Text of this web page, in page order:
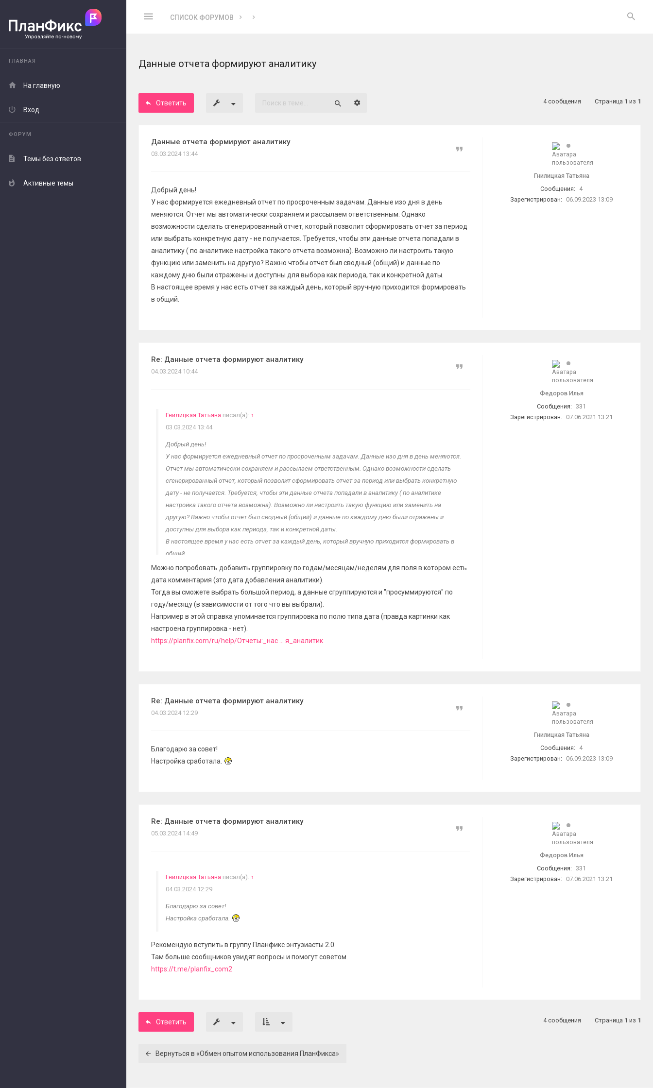
СПИСОК ФОРУМОВ
ГЛАВНАЯ
На главную
Вход
ФОРУМ
Темы без ответов
Активные темы
Данные отчета формируют аналитику
Ответить
Расширенный поиск 4 сообщения Страница 1 из 1
Гнилицкая Татьяна
Сообщения:
4
Зарегистрирован:
06.09.2023 13:09
Данные отчета формируют аналитику
Цитата
03.03.2024 13:44
Добрый день!
У нас формируется ежедневный отчет по просроченным задачам. Данные изо дня в день
меняются. Отчет мы автоматически сохраняем и рассылаем ответственным. Однако
возможности сделать сгенерированный отчет, который позволит сформировать отчет за период
или выбрать конкретную дату - не получается. Требуется, чтобы эти данные отчета попадали в
аналитику ( по аналитике настройка такого отчета возможна). Возможно ли настроить такую
функцию или заменить на другую? Важно чтобы отчет был сводный (общий) и данные по
каждому дню были отражены и доступны для выбора как периода, так и конкретной даты.
В настоящее время у нас есть отчет за каждый день, который вручную приходится формировать
в общий.
Федоров Илья
Сообщения: 331
Зарегистрирован:
07.06.2021 13:21
Re: Данные отчета формируют аналитику
Цитата
04.03.2024 10:44
Гнилицкая Татьяна писал(а): ↑
03.03.2024 13:44
Добрый день!
У нас формируется ежедневный отчет по просроченным задачам. Данные изо дня в день меняются.
Отчет мы автоматически сохраняем и рассылаем ответственным. Однако возможности сделать
сгенерированный отчет, который позволит сформировать отчет за период или выбрать конкретную
дату - не получается. Требуется, чтобы эти данные отчета попадали в аналитику ( по аналитике
настройка такого отчета возможна). Возможно ли настроить такую функцию или заменить на
другую? Важно чтобы отчет был сводный (общий) и данные по каждому дню были отражены и
доступны для выбора как периода, так и конкретной даты.
В настоящее время у нас есть отчет за каждый день, который вручную приходится формировать в
общий.
Можно попробовать добавить группировку по годам/месяцам/неделям для поля в котором есть
дата комментария (это дата добавления аналитики).
Тогда вы сможете выбрать большой период, а данные сгруппируются и "просуммируются" по
году/месяцу (в зависимости от того что вы выбрали).
Например в этой справка упоминается группировка по полю типа дата (правда картинки как
настроена группировка - нет).
https://planfix.com/ru/help/Отчеты:_нас ... я_аналитик
Гнилицкая Татьяна
Сообщения:
4
Зарегистрирован:
06.09.2023 13:09
Re: Данные отчета формируют аналитику
Цитата
04.03.2024 12:29
Благодарю за совет!
Настройка сработала.
Федоров Илья
Сообщения: 331
Зарегистрирован:
07.06.2021 13:21
Re: Данные отчета формируют аналитику
Цитата
05.03.2024 14:49
Гнилицкая Татьяна писал(а): ↑
04.03.2024 12:29
Благодарю за совет!
Настройка сработала.
Рекомендую вступить в группу Планфикс энтузиасты 2.0.
Там больше сообщников увидят вопросы и помогут советом.
https://t.me/planfix_com2
Ответить 4 сообщения Страница 1 из 1
Вернуться в «Обмен опытом использования ПланФикса»